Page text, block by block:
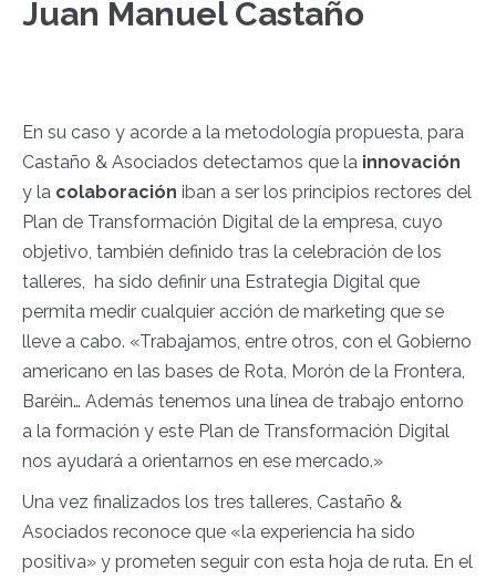
Juan Manuel Castaño
En su caso y acorde a la metodología propuesta, para
Castaño & Asociados detectamos que la innovación
y la colaboración iban a ser los principios rectores del
Plan de Transformación Digital de la empresa, cuyo
objetivo, también definido tras la celebración de los
talleres, ha sido definir una Estrategia Digital que
permita medir cualquier acción de marketing que se
lleve a cabo. «Trabajamos, entre otros, con el Gobierno
americano en las bases de Rota, Morón de la Frontera,
Baréin… Además tenemos una línea de trabajo entorno
a la formación y este Plan de Transformación Digital
nos ayudará a orientarnos en ese mercado.»
Una vez finalizados los tres talleres, Castaño &
Asociados reconoce que «la experiencia ha sido
positiva» y prometen seguir con esta hoja de ruta. En el